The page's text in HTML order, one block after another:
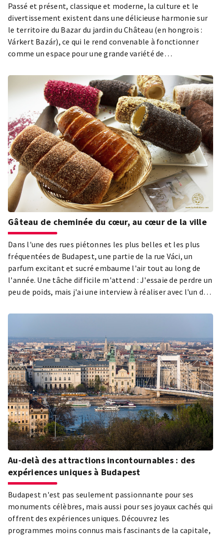
Passé et présent, classique et moderne, la culture et le
divertissement existent dans une délicieuse harmonie sur
le territoire du Bazar du jardin du Château (en hongrois :
Várkert Bazár), ce qui le rend convenable à fonctionner
comme un espace pour une grande variété de
initiatives.
Gâteau de cheminée du cœur, au cœur de la ville
Dans l'une des rues piétonnes les plus belles et les plus
fréquentées de Budapest, une partie de la rue Váci, un
parfum excitant et sucré embaume l'air tout au long de
l'année. Une tâche difficile m'attend : J'essaie de perdre un
peu de poids, mais j'ai une interview à réaliser avec l'un des
cinquième arrondissement, en fait de toute la ville et du
Kürtőskalács", qui se distingue non seulement par sa
qualité, mais aussi par son apparence même. Le gâteau de
cheminée (=kürtőskalács) est l'un des préférés des
visiteurs et des habitants, il faut donc absolument le
goûter lors d'un séjour à Budapest !
Au-delà des attractions incontournables : des
expériences uniques à Budapest
Budapest n'est pas seulement passionnante pour ses
monuments célèbres, mais aussi pour ses joyaux cachés qui
offrent des expériences uniques. Découvrez les
programmes moins connus mais fascinants de la capitale,